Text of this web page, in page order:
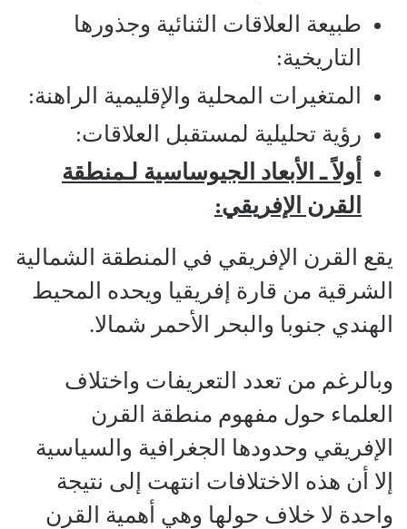
طبيعة العلاقات الثنائية وجذورها
التاريخية:
المتغيرات المحلية والإقليمية الراهنة:
رؤية تحليلية لمستقبل العلاقات:
أولاً ـ الأبعاد الجيوساسية لـمنطقة
القرن الإفريقي:
يقع القرن الإفريقي في المنطقة الشمالية
الشرقية من قارة إفريقيا ويحده المحيط
الهندي جنوبا والبحر الأحمر شمالا.
وبالرغم من تعدد التعريفات واختلاف
العلماء حول مفهوم منطقة القرن
الإفريقي وحدودها الجغرافية والسياسية
إلا أن هذه الاختلافات انتهت إلى نتيجة
واحدة لا خلاف حولها وهي أهمية القرن